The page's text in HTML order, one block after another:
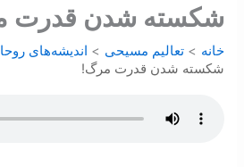
شکسته شدن قدرت
خانه تعالیم مسیحی
اندیشه‌های
شکسته شدن قدرت مرگ!